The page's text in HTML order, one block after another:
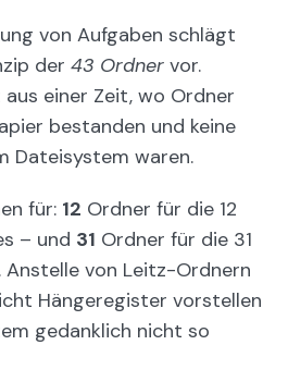
von Aufgaben schlägt
der 43 Ordner vor.
einer Zeit, wo Ordner
bestanden und keine
Dateisystem waren.
für: 12 Ordner für die 12
– und 31 Ordner für die 31
Anstelle von Leitz-Ordnern
Hängeregister vorstellen
gedanklich nicht so